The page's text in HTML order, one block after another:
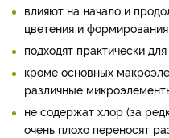
влияют на начало и
цветения и
подходят практически
кроме основных
различные
не содержат хлор (за
очень плохо переносят